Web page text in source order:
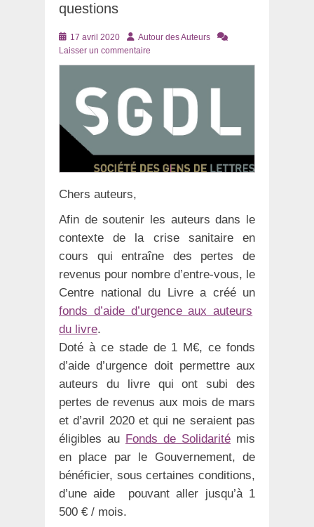
questions
Posté
le
17 avril 2020 AuteurAutour des Auteurs
Laisser un commentaire
Chers auteurs,
Afin de soutenir les auteurs dans le
contexte de la crise sanitaire en
cours qui entraîne des pertes de
revenus pour nombre d’entre-vous, le
Centre national du Livre a créé un
fonds d’aide d’urgence aux auteurs
du livre.
Doté à ce stade de 1 M€, ce fonds
d’aide d’urgence doit permettre aux
auteurs du livre qui ont subi des
pertes de revenus aux mois de mars
et d’avril 2020 et qui ne seraient pas
éligibles au Fonds de Solidarité mis
en place par le Gouvernement, de
bénéficier, sous certaines conditions,
d’une aide pouvant aller jusqu’à 1
500 € / mois.